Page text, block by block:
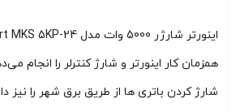
همزمان کار اینورتر و شارژ کنترلر را انجام
شارژ کردن باتری ها از طریق برق شهر را نیز